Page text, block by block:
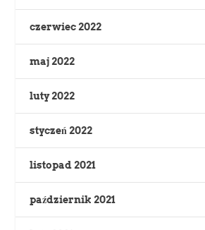
czerwiec 2022
maj 2022
luty 2022
styczeń 2022
listopad 2021
październik 2021